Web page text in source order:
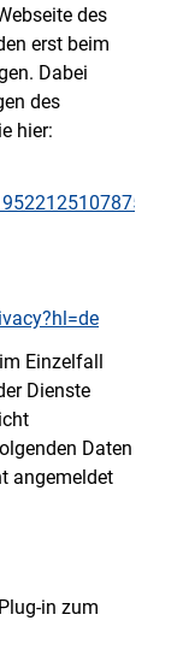
des
erst beim
Dabei
des
hier:
Einzelfall
Dienste
Daten
angemeldet
in zum